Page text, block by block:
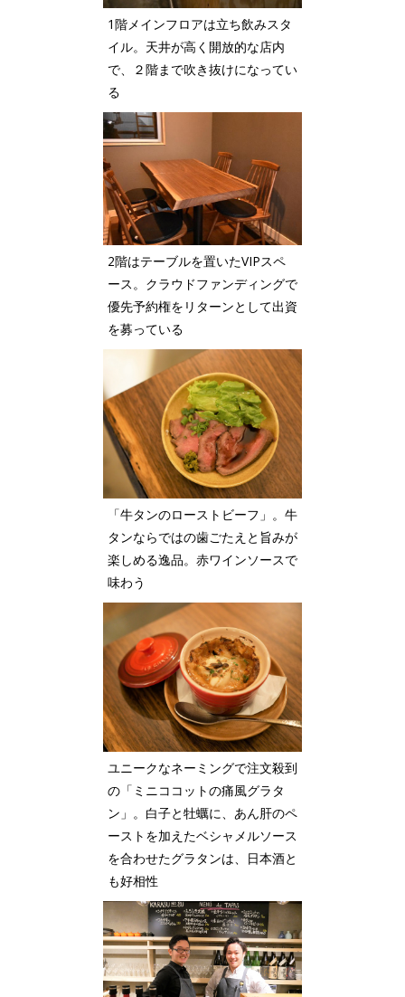
1階メインフロアは立ち飲みスタ
イル。天井が高く開放的な店内
で、２階まで吹き抜けになってい
る
2階はテーブルを置いたVIPスペ
ース。クラウドファンディングで
優先予約権をリターンとして出資
を募っている
「牛タンのローストビーフ」。牛
タンならではの歯ごたえと旨みが
楽しめる逸品。赤ワインソースで
味わう
ユニークなネーミングで注文殺到
の「ミニココットの痛風グラタ
ン」。白子と牡蠣に、あん肝のペ
ーストを加えたベシャメルソース
を合わせたグラタンは、日本酒と
も好相性